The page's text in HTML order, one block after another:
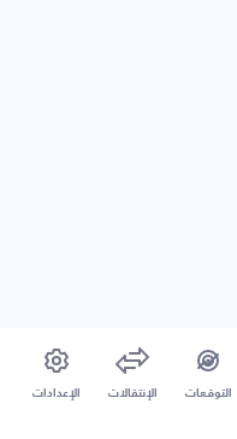
التوقعات الإنتقالات الإعدادات